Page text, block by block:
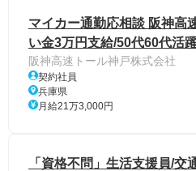
マイカー通勤応相談 阪神高
い金3万円支給/50代60代活
阪神高速トール神戸株式会社
契約社員
兵庫県
月給21万3,000円
「資格不問」生活支援員/交